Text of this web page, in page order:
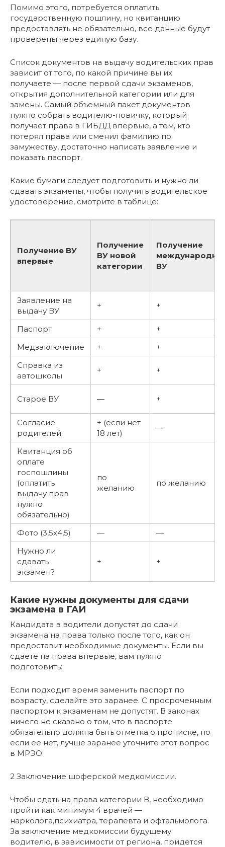
Помимо этого, потребуется оплатить
государственную пошлину, но квитанцию
предоставлять не обязательно, все данные будут
проверены через единую базу.
Список документов на выдачу водительских прав
зависит от того, по какой причине вы их
получаете — после первой сдачи экзаменов,
открытия дополнительной категории или для
замены. Самый объемный пакет документов
нужно собрать водителю-новичку, который
получает права в ГИБДД впервые, а тем, кто
потерял права или сменил фамилию по
замужеству, достаточно написать заявление и
показать паспорт.
Какие бумаги следует подготовить и нужно ли
сдавать экзамены, чтобы получить водительское
удостоверение, смотрите в таблице:
Получение ВУ
впервые
Получение
ВУ новой
категории
Получение
ВУ
Заявление на
выдачу ВУ
+ +
Паспорт +
+
Медзаключение
+
+
Справка из
автошколы
+ +
Старое ВУ — +
Согласие
родителей
+ (если нет
18 лет)
—
Квитанция об
оплате
госпошлины
(оплатить
выдачу прав
нужно
обязательно)
по
желанию
по желанию
Фото (3,5х4,5) —
—
Нужно ли
сдавать
экзамен?
+ +
Какие нужны документы для сдачи
экзамена в ГАИ
Кандидата в водители допустят до сдачи
экзамена на права только после того, как он
предоставит необходимые документы. Если вы
сдаете на права впервые, вам нужно
подготовить:
Если подходит время заменить паспорт по
возрасту, сделайте это заранее. С просроченным
паспортом к экзаменам не допустят. В законах
ничего не сказано о том, что в паспорте
обязательно должна быть отметка о прописке, но
если ее нет, лучше заранее уточните этот вопрос
в МРЭО.
2 Заключение шоферской медкомиссии.
Чтобы сдать на права категории В, необходимо
пройти как минимум 4 врачей —
нарколога,психиатра, терапевта и офтальмолога.
За заключение медкомиссии будущему
водителю, в зависимости от региона, придется